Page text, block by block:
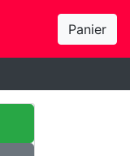
Panier